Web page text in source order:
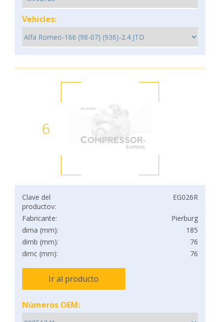
Vehicles:
6
Clave del
productov:
EG026R
Fabricante:
Pierburg
dima (mm):
185
dimb (mm):
76
dimc (mm):
76
Ir al producto
Números OEM: